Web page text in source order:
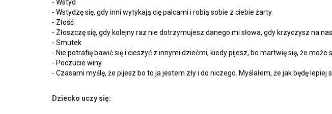
- Wstyd
- Wstydzę się, gdy inni wytykają cię palcami i robią sobie z ciebie żarty.
- Złość
- Złoszczę się, gdy kolejny raz nie dotrzymujesz danego mi słowa, gdy krzyczysz na
- Smutek
- Nie potrafię bawić się i cieszyć z innymi dziećmi, kiedy pijesz, bo martwię się, że może
- Poczucie winy
- Czasami myślę, że pijesz bo to ja jestem zły i do niczego. Myślałem, że jak będę
Dziecko uczy się: